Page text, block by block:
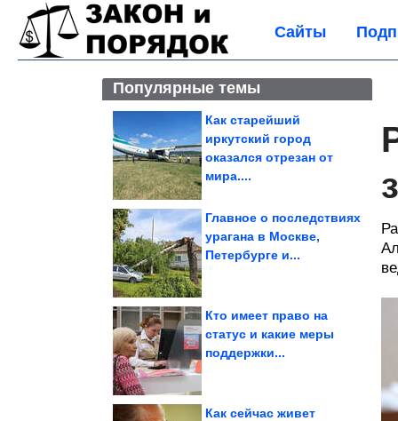
Сайты
Популярные темы
Как старейший
иркутский город
оказался отрезан от
мира....
Главное о последствиях
урагана в Москве,
Петербурге и...
Кто имеет право на
статус и какие меры
поддержки...
Как сейчас живет